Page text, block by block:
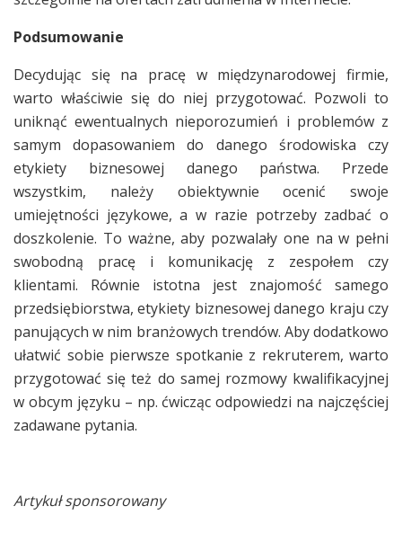
Podsumowanie
Decydując się na pracę w międzynarodowej firmie,
warto właściwie się do niej przygotować. Pozwoli to
uniknąć ewentualnych nieporozumień i problemów z
samym dopasowaniem do danego środowiska czy
etykiety biznesowej danego państwa. Przede
wszystkim, należy obiektywnie ocenić swoje
umiejętności językowe, a w razie potrzeby zadbać o
doszkolenie. To ważne, aby pozwalały one na w pełni
swobodną pracę i komunikację z zespołem czy
klientami. Równie istotna jest znajomość samego
przedsiębiorstwa, etykiety biznesowej danego kraju czy
panujących w nim branżowych trendów. Aby dodatkowo
ułatwić sobie pierwsze spotkanie z rekruterem, warto
przygotować się też do samej rozmowy kwalifikacyjnej
w obcym języku – np. ćwicząc odpowiedzi na najczęściej
zadawane pytania.
Artykuł sponsorowany